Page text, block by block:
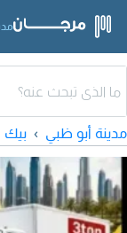
مدينة أبو ظبي بيك